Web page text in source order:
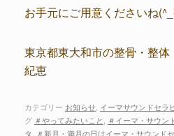
お手元にご用意くださいね
東京都東大和市の整骨・整体
紀恵
カテゴリー お知らせ, イーマサウンドセラ
グ ＃やってみたいこと, ＃イーマ・サウン
タ, ＃新月・満月の日はイーマ・サウンド